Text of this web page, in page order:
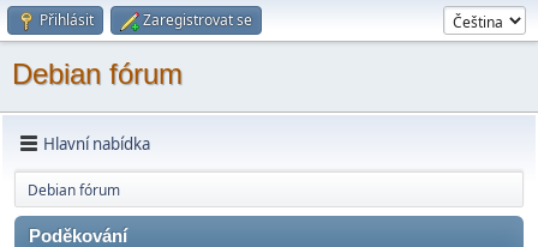
Přihlásit Zaregistrovat se
Debian fórum
Hlavní nabídka
Debian fórum
Poděkování